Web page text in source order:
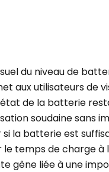
du niveau de
aux utilisateurs de
de la batterie
soudaine sans
la batterie est
le temps de charge à
gêne liée à une